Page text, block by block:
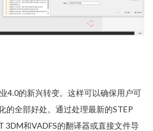
4.0的新兴转变。这样可以确保用户可
的全部好处。通过处理最新的STEP
3DM和VADFS的翻译器或直接文件导